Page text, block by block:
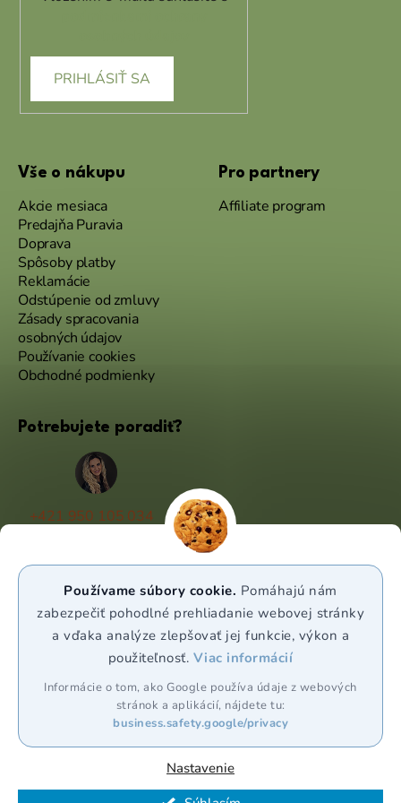
Používame súbory cookie. Pomáhajú nám
zabezpečiť pohodlné prehliadanie webovej stránky
a vďaka analýze zlepšovať jej funkcie, výkon a
použiteľnosť. Viac informácií
Informácie o tom, ako Google používa údaje z webových
stránok a aplikácií, nájdete tu:
business.safety.google/privacy
Nastavenie
PRIHLÁSIŤ SA
Vše o nákupu
Akcie mesiaca
Predajňa Puravia
Doprava
Spôsoby platby
Reklamácie
Odstúpenie od zmluvy
Zásady spracovania
osobných údajov
Používanie cookies
Obchodné podmienky
Pro partnery
Affiliate program
Potrebujete poradiť?
+421 950 105 034
WhatsApp
Sledujte nás
Vytvoril Shoptet Premium